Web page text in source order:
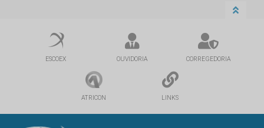
ESCOEX OUVIDORIA CORREGEDORIA
ATRICON LINKS